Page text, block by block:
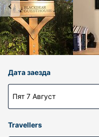
Дата заезда
Пят 7 Август
Travellers